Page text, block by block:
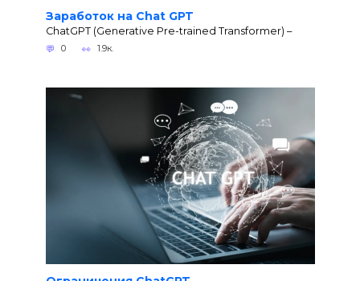
Заработок на Chat GPT
ChatGPT (Generative Pre-trained Transformer) –
0 1.9к.